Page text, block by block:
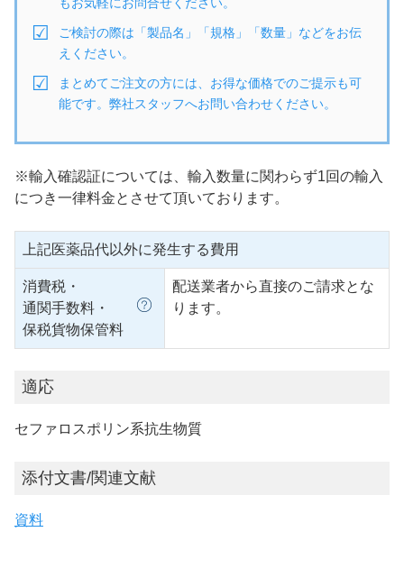
ご検討の際は「製品名」「規格」「数量」などをお伝
えください。
まとめてご注文の方には、お得な価格でのご提示も可
能です。弊社スタッフへお問い合わせください。
※輸入確認証については、輸入数量に関わらず1回の輸入
につき一律料金とさせて頂いております。
上記医薬品代以外に発生する費用
消費税・
通関手数料・
保税貨物保管料
配送業者から直接のご請求とな
ります。
適応
セファロスポリン系抗生物質
添付文書/関連文献
資料